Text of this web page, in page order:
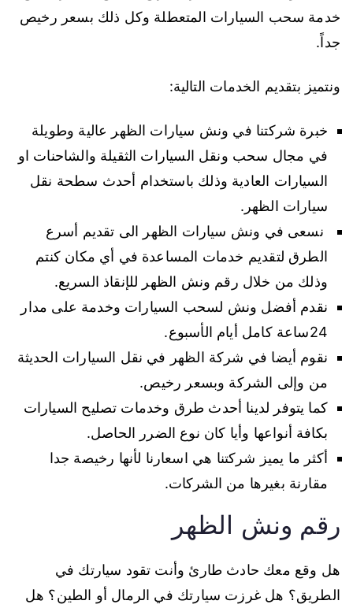
خدمة سحب السيارات المتعطلة وكل ذلك بسعر رخيص
جداً.
ونتميز بتقديم الخدمات التالية:
خبرة شركتنا في ونش سيارات الظهر عالية وطويلة
في مجال سحب ونقل السيارات الثقيلة والشاحنات او
السيارات العادية وذلك باستخدام أحدث سطحة نقل
سيارات الظهر.
نسعى في ونش سيارات الظهر الى تقديم أسرع
الطرق لتقديم خدمات المساعدة في أي مكان كنتم
وذلك من خلال رقم ونش الظهر للإنقاذ السريع.
نقدم أفضل ونش لسحب السيارات وخدمة على مدار
24ساعة كامل أيام الأسبوع.
نقوم أيضا في شركة الظهر في نقل السيارات الحديثة
من وإلى الشركة وبسعر رخيص.
كما يتوفر لدينا أحدث طرق وخدمات تصليح السيارات
بكافة أنواعها وأيا كان نوع الضرر الحاصل.
أكثر ما يميز شركتنا هي اسعارنا لأنها رخيصة جدا
مقارنة بغيرها من الشركات.
رقم ونش الظهر
هل وقع معك حادث طارئ وأنت تقود سيارتك في
الطريق؟ هل غرزت سيارتك في الرمال أو الطين؟ هل